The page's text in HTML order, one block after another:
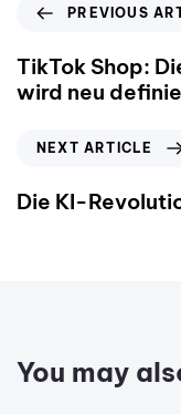
PREVIOUS
TikTok Shop:
wird neu
NEXT ARTICLE
Die KI-
You may